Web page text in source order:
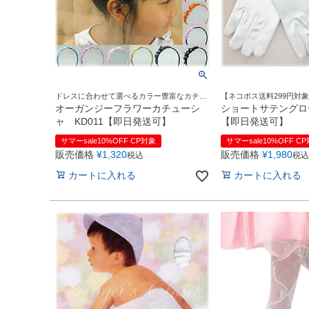
ドレスに合わせて選べるカラー豊富なカチュ
ーシャ
オーガンジーフラワーカチューシ
ャ KD011【即日発送可】
サマーsale10%OFF CP対象
販売価格 ¥1,320税込
カートに入れる
【ネコポス送料299円対
つけるとまるで本物のお
しにぜひどうぞ♪
ショートサテング
【即日発送可】
サマーsale10%OFF CP
販売価格 ¥1,980税込
カートに入れる